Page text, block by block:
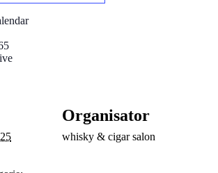
Organisator
whisky & cigar salon